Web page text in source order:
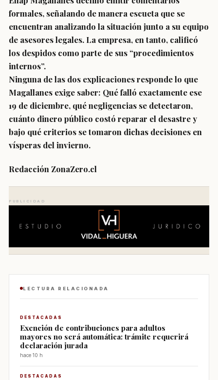
formales, señalando de manera escueta que se
encuentran analizando la situación junto a su equipo
de asesores legales. La empresa, en tanto, calificó
los despidos como parte de sus “procedimientos
internos”.
Ninguna de las dos explicaciones responde lo que
Magallanes exige saber: Qué falló exactamente ese
19 de diciembre, qué negligencias se detectaron,
cuánto dinero público costó reparar el desastre y
bajo qué criterios se tomaron dichas decisiones en
vísperas del invierno.
Redacción ZonaZero.cl
PUBLICIDAD
LECTURA RELACIONADA
DESTACADAS
Exención de contribuciones para adultos
mayores no será automática: trámite requerirá
declaración jurada
hace 10 h
DESTACADAS